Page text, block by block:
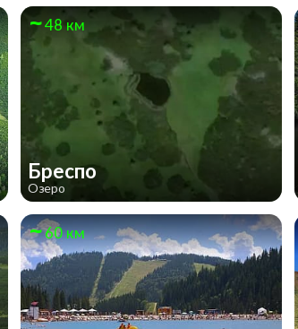
48 км
Бреспо
Озеро
60 км